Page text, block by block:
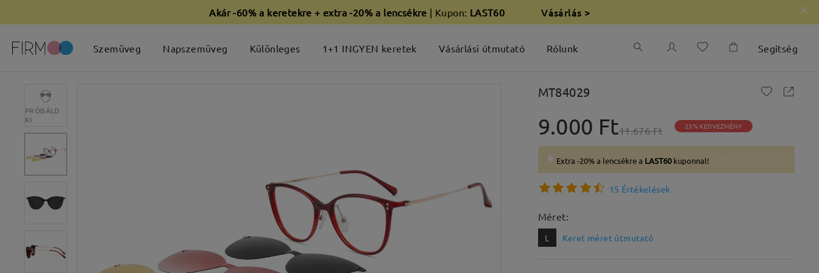
Akár -60% a keretekre + extra -20% a lencsékre | Kupon: LAST60 Vásárlás >
Szemüveg Napszemüveg Különleges 1+1 INGYEN keretek Vásárlási útmutató Rólunk Segítség
PRÓBÁLD
KI
MT84029
9.000 Ft11.676 Ft 23% KEDVEZMÉNY
Extra -20% a lencsékre a LAST60 kuponnal!
15 Értékelések
Méret:
L Keret méret útmutató